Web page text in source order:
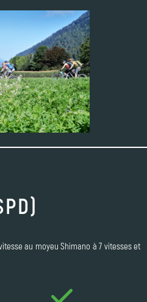
au moyeu Shimano à 7 vitesses et